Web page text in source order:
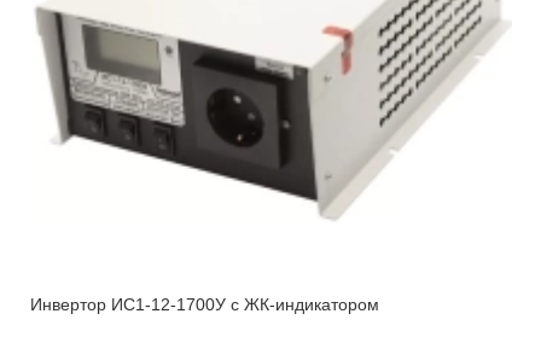
Инвертор ИС1-12-1700У с ЖК-индикатором